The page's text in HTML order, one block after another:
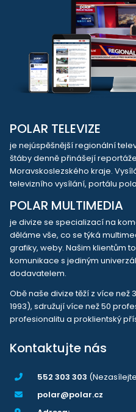
POLAR TELEVIZE
je nejúspěšnější regionální
štáby denně přinášejí
Moravskoslezského kraje.
televizního vysílání, portálu
POLAR MULTIMEDIA
je divize se specializací na
děláme vše, co se týká
grafiky, weby. Našim klientům
komunikace s jediným
dodavatelem.
Obě naše divize těží z více než
1993), sdružují více než 50
profesionalitu a proklientský
Kontaktujte nás
552 303 303
polar@polar.cz